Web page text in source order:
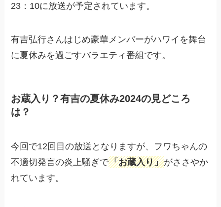
23：10に放送が予定されています。
有吉弘行さんはじめ豪華メンバーがハワイを舞台
に夏休みを過ごすバラエティ番組です。
お蔵入り？有吉の夏休み2024の見どころ
は？
今回で12回目の放送となりますが、フワちゃんの
不適切発言の炎上騒ぎで「お蔵入り」がささやか
れています。